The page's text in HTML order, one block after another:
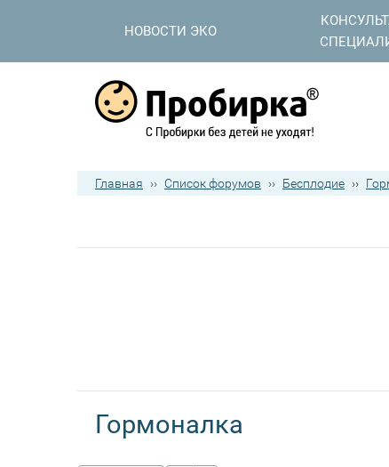
НОВОСТИ ЭКО
Главная ›› Список форумов ›› Бесплодие ››
Гормоналка